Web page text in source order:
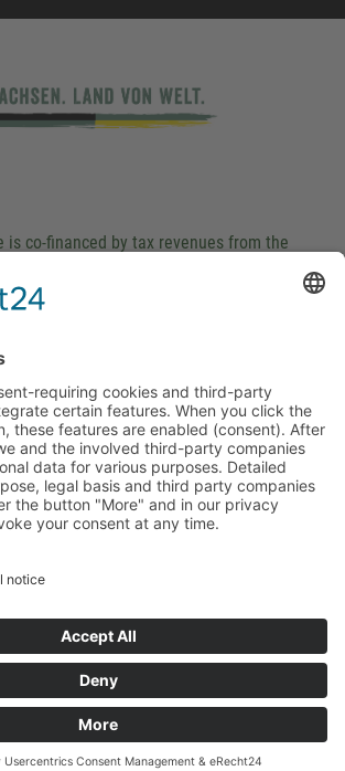
is co-financed by tax revenues from the
requiring cookies and third-party
certain features. When you click the
these features are enabled (consent).
we and the involved third-party
your personal data for various purposes.
found under the button "More" and in our
ACCEPT MORE
Legal notice Privacy policy